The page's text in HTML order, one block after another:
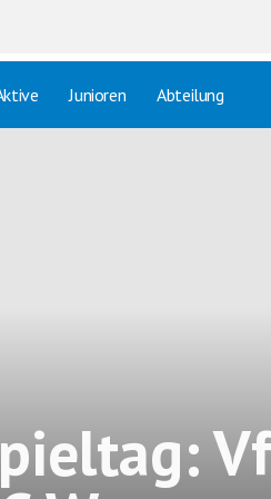
Junioren Abteilung